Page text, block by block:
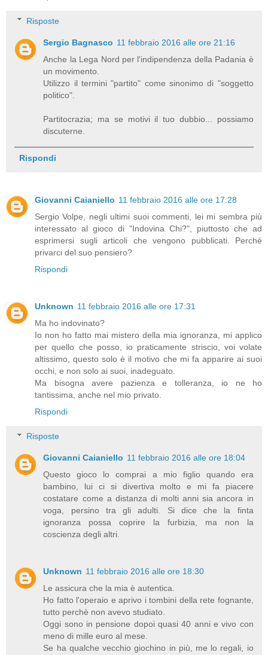
Risposte
Sergio Bagnasco 11 febbraio 2016 alle ore 21:16
Anche la Lega Nord per l'indipendenza della Padania è
un movimento.
Utilizzo il termini "partito" come sinonimo di "soggetto
politico".
Partitocrazia; ma se motivi il tuo dubbio... possiamo
discuterne.
Rispondi
Giovanni Caianiello 11 febbraio 2016 alle ore 17:28
Sergio Volpe, negli ultimi suoi commenti, lei mi sembra più
interessato al gioco di "Indovina Chi?", piuttosto che ad
esprimersi sugli articoli che vengono pubblicati. Perché
privarci del suo pensiero?
Rispondi
Unknown 11 febbraio 2016 alle ore 17:31
Ma ho indovinato?
Io non ho fatto mai mistero della mia ignoranza, mi applico
per quello che posso, io praticamente striscio, voi volate
altissimo, questo solo è il motivo che mi fa apparire ai suoi
occhi, e non solo ai suoi, inadeguato.
Ma bisogna avere pazienza e tolleranza, io ne ho
tantissima, anche nel mio privato.
Rispondi
Risposte
Giovanni Caianiello 11 febbraio 2016 alle ore 18:04
Questo gioco lo comprai a mio figlio quando era
bambino, lui ci si divertiva molto e mi fa piacere
costatare come a distanza di molti anni sia ancora in
voga, persino tra gli adulti. Si dice che la finta
ignoranza possa coprire la furbizia, ma non la
coscienza degli altri.
Unknown 11 febbraio 2016 alle ore 18:30
Le assicura che la mia è autentica.
Ho fatto l'operaio e aprivo i tombini della rete fognante,
tutto perchè non avevo studiato.
Oggi sono in pensione dopoi quasi 40 anni e vivo con
meno di mille euro al mese.
Se ha qualche vecchio giochino in più, me lo regali, io